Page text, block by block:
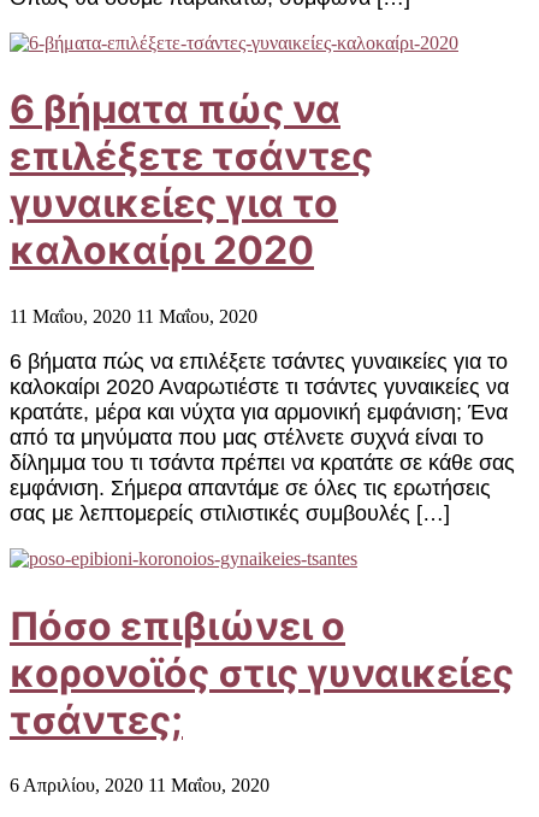
6 βήματα πώς να
επιλέξετε τσάντες
γυναικείες για το
καλοκαίρι 2020
11 Μαΐου, 2020 11 Μαΐου, 2020
6 βήματα πώς να επιλέξετε τσάντες γυναικείες για το
καλοκαίρι 2020 Αναρωτιέστε τι τσάντες γυναικείες να
κρατάτε, μέρα και νύχτα για αρμονική εμφάνιση; Ένα
από τα μηνύματα που μας στέλνετε συχνά είναι το
δίλημμα του τι τσάντα πρέπει να κρατάτε σε κάθε σας
εμφάνιση. Σήμερα απαντάμε σε όλες τις ερωτήσεις
σας με λεπτομερείς στιλιστικές συμβουλές […]
Πόσο επιβιώνει ο
κορονοϊός στις γυναικείες
τσάντες;
6 Απριλίου, 2020 11 Μαΐου, 2020